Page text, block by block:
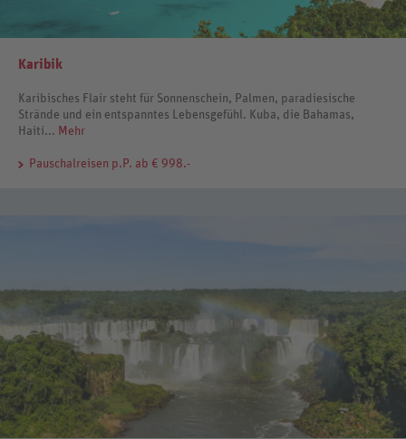
Karibik
Karibisches Flair steht für Sonnenschein, Palmen, paradiesische
Strände und ein entspanntes Lebensgefühl. Kuba, die Bahamas,
Haiti... Mehr
Pauschalreisen p.P. ab € 998.-